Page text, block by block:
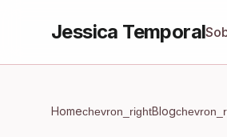
Jessica Temporal
Homechevron_rightBlog